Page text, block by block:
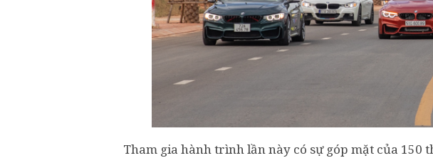
Tham gia hành trình lần này có sự góp mặt của 150